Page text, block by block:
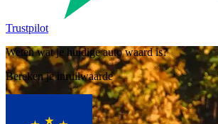
Trustpilot
Weten wat je huidige auto waard is?
Bereken je inruilwaarde